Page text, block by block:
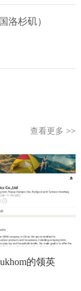
洛杉矶）
查看更多>>
的领英